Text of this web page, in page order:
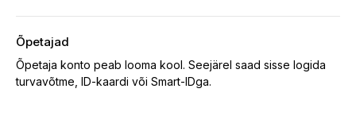
Õpetajad
Õpetaja konto peab looma kool. Seejärel saad sisse logida
turvavõtme, ID-kaardi või Smart-IDga.